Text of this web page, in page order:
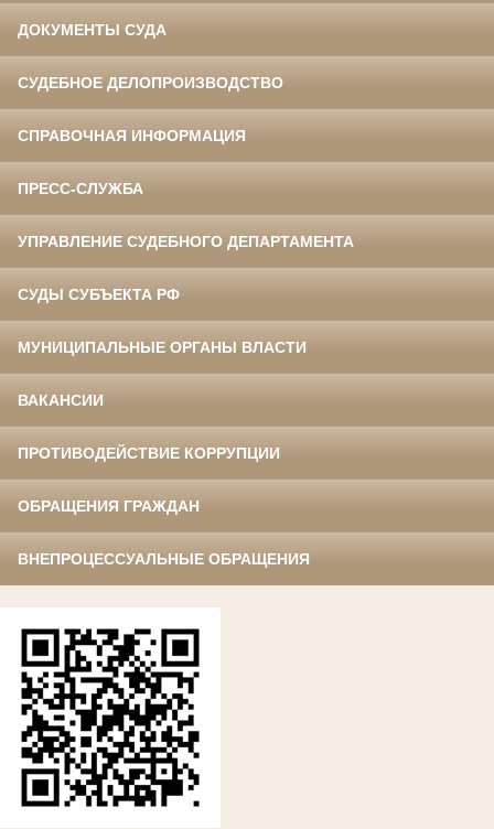
ДОКУМЕНТЫ СУДА
СУДЕБНОЕ ДЕЛОПРОИЗВОДСТВО
СПРАВОЧНАЯ ИНФОРМАЦИЯ
ПРЕСС-СЛУЖБА
УПРАВЛЕНИЕ СУДЕБНОГО ДЕПАРТАМЕНТА
СУДЫ СУБЪЕКТА РФ
МУНИЦИПАЛЬНЫЕ ОРГАНЫ ВЛАСТИ
ВАКАНСИИ
ПРОТИВОДЕЙСТВИЕ КОРРУПЦИИ
ОБРАЩЕНИЯ ГРАЖДАН
ВНЕПРОЦЕССУАЛЬНЫЕ ОБРАЩЕНИЯ